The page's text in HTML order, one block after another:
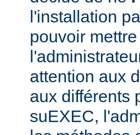
l'installation
pouvoir
attention aux
aux différents
suEXEC,